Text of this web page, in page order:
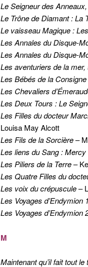
Le Seigneur des
Le Trône de Diamant : La
Le vaisseau Magique :
Les Annales du Disque-
Les Annales du Disque-
Les aventuriers de la
Les Bébés de la
Les Chevaliers
Les Deux Tours : Le
Les Filles du docteur
Louisa May Alcott
Les Fils de la Sorcière–
Les liens du Sang :
Les Piliers de la Terre–
Les Quatre Filles du
Les voix du crépuscule–
Les Voyages d’Endymion
Les Voyages d’Endymion
M
Maintenant qu’il fait tout